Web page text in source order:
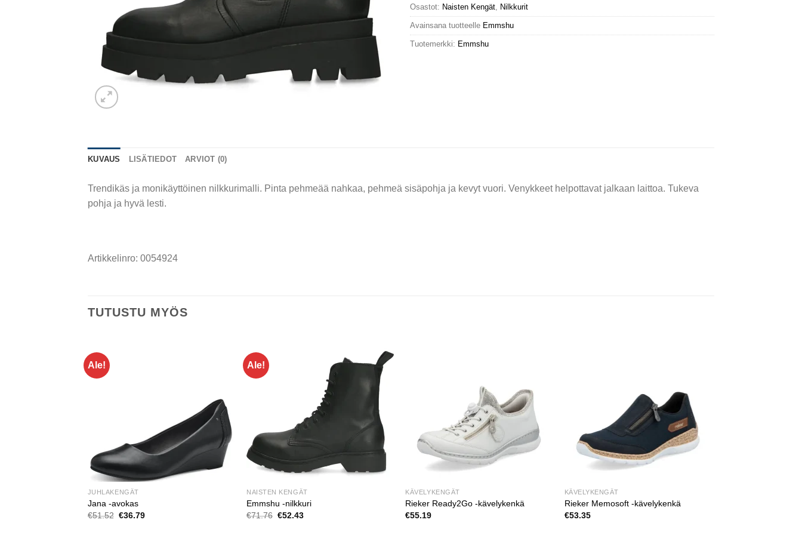
Osastot: Naisten Kengät, Nilkkurit
Avainsana tuotteelle Emmshu
Tuotemerkki: Emmshu
KUVAUS LISÄTIEDOT ARVIOT (0)
Trendikäs ja monikäyttöinen nilkkurimalli. Pinta pehmeää nahkaa, pehmeä sisäpohja ja kevyt vuori. Venykkeet helpottavat jalkaan laittoa. Tukeva
pohja ja hyvä lesti.
Artikkelinro: 0054924
TUTUSTU MYÖS
Ale!
JUHLAKENGÄT
Jana -avokas
€51.52 Alkuperäinen
€36.79Nykyinen
Ale!
NAISTEN KENGÄT
Emmshu -nilkkuri
€71.76 Alkuperäinen
€52.43Nykyinen
KÄVELYKENGÄT
Rieker Ready2Go -kävelykenkä
€55.19
KÄVELYKENGÄT
Rieker Memosoft -kävelykenkä
€53.35